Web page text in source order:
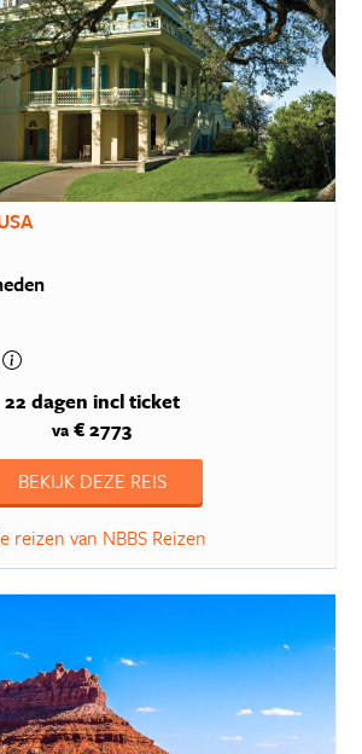
22 dagen incl ticket
va € 2773
BEKIJK DEZE REIS
reizen van NBBS Reizen